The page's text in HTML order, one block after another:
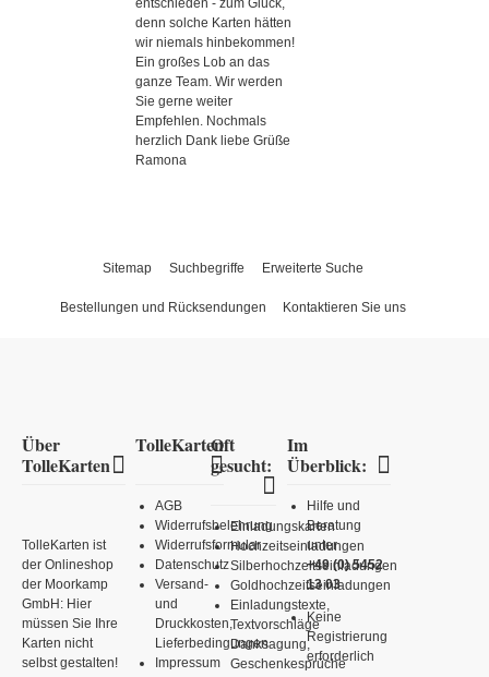
entschieden - zum Glück,
denn solche Karten hätten
wir niemals hinbekommen!
Ein großes Lob an das
ganze Team. Wir werden
Sie gerne weiter
Empfehlen. Nochmals
herzlich Dank liebe Grüße
Ramona
Sitemap Suchbegriffe Erweiterte Suche
Bestellungen und Rücksendungen Kontaktieren Sie uns
Über
TolleKarten
TolleKarten ist
der Onlineshop
der Moorkamp
GmbH: Hier
müssen Sie Ihre
Karten nicht
selbst gestalten!
TolleKarten
AGB
Widerrufsbelehrung
Widerrufsformular
Datenschutz
Versand-
und
Druckkosten,
Lieferbedingungen
Impressum
Oft
gesucht:
Einladungskarten
Hochzeitseinladungen
Silberhochzeitseinladungen
Goldhochzeitseinladungen
Einladungstexte,
Textvorschläge
Danksagung,
Geschenkesprüche
Im
Überblick:
Hilfe und
Beratung
unter
+49 (0) 5452
13 03
Keine
Registrierung
erforderlich